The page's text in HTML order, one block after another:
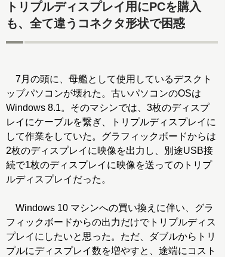
トリプルディスプレイ用にPCを購入
も、全て違うコネクタ形状で困惑
7月の頭に、母艦として使用しているデスクト
ップパソコンが壊れた。古いパソコンのOSは
Windows 8.1。そのマシンでは、3枚のディスプ
レイにケーブルを繋ぎ、トリプルディスプレイに
して作業をしていた。グラフィックボードからは
2枚のディスプレイに映像を出力し、別途USB接
続で1枚のディスプレイに映像を送ってのトリプ
ルディスプレイだった。
Windows 10 マシンへの買い換えに伴い、グラ
フィックボードからの出力だけでトリプルディス
プレイにしたいと思った。ただ、ダブルからトリ
プルにディスプレイ数を増やすと、途端にコスト